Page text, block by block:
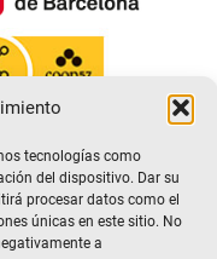
tecnologías como
del dispositivo. Dar su
procesar datos como el
únicas en este sitio. No
a